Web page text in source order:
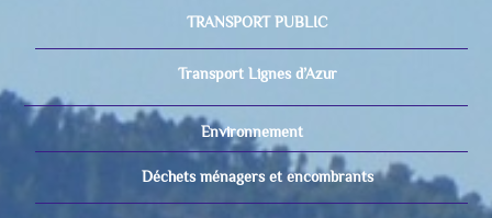
TRANSPORT PUBLIC
Transport Lignes d’Azur
Environnement
Déchets ménagers et encombrants